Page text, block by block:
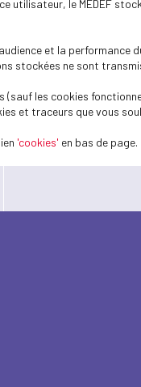
utilisateur, le MEDEF
et la
stockées ne sont
(sauf les cookies
et traceurs que vous
'cookies' en bas de page.